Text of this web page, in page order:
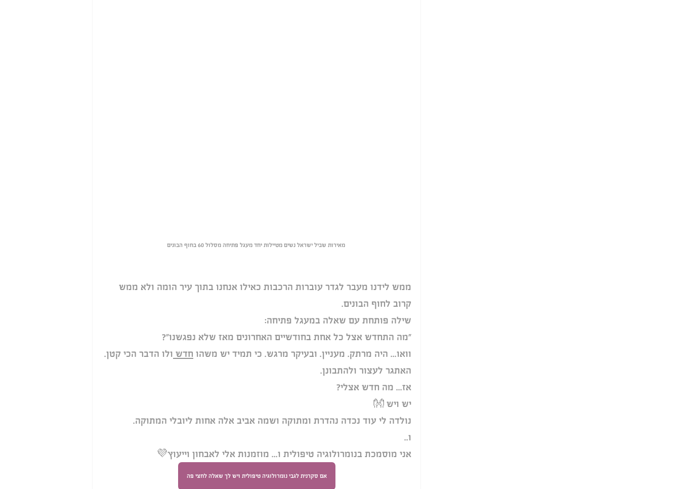
מאירות שביל ישראל נשים מטיילות יחד מעגל פתיחה מסלול 60 בחוף הבונים
ממש לידנו מעבר לגדר עוברות הרכבות כאילו אנחנו בתוך עיר הומה ולא ממש
קרוב לחוף הבונים.
שילה פותחת עם שאלה במעגל פתיחה:
"מה התחדש אצל כל אחת בחודשיים האחרונים מאז שלא נפגשנו"?
וואו... היה מרתק. מעניין. ובעיקר מרגש. כי תמיד יש משהו חדש ולו הדבר הכי קטן.
האתגר לעצור ולהתבונן.
אז... מה חדש אצלי?
יש ויש 👐
נולדה לי עוד נכדה נהדרת ומתוקה ושמה אביב אלה אחות ליובלי המתוקה.
ו..
אני מוסמכת בנומרולוגיה טיפולית ו... מוזמנות אלי לאבחון וייעוץ💜
אם סקרנית לגבי נומרולוגיה טיפולית ויש לך שאלה לחצי פה